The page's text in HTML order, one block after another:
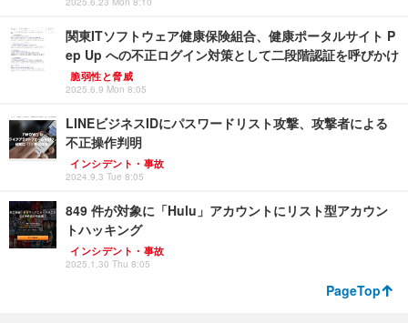
関東ITソフトウェア健康保険組合、健康ポータルサイト P
ep Up への不正ログイン対策として二段階認証を呼びかけ
脆弱性と脅威
2025.6.9 Mon 8:05
LINEビジネスIDにパスワードリスト攻撃、攻撃者による
不正操作判明
インシデント・事故
2024.9.3 Tue 8:05
849 件が対象に「Hulu」アカウントにリスト型アカウン
トハッキング
インシデント・事故
2025.1.30 Thu 8:05
PageTop